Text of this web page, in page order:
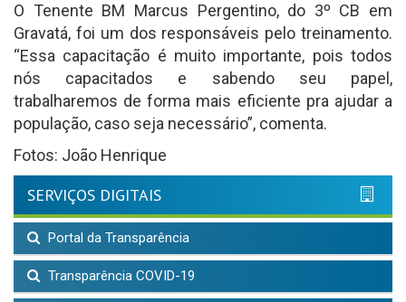
O Tenente BM Marcus Pergentino, do 3º CB em
Gravatá, foi um dos responsáveis pelo treinamento.
“Essa capacitação é muito importante, pois todos
nós capacitados e sabendo seu papel,
trabalharemos de forma mais eficiente pra ajudar a
população, caso seja necessário”, comenta.
Fotos: João Henrique
SERVIÇOS DIGITAIS
Portal da Transparência
Transparência COVID-19